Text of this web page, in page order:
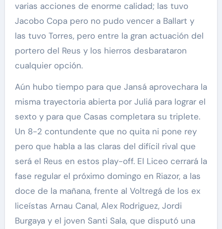
varias acciones de enorme calidad; las tuvo
Jacobo Copa pero no pudo vencer a Ballart y
las tuvo Torres, pero entre la gran actuación del
portero del Reus y los hierros desbarataron
cualquier opción.
Aún hubo tiempo para que Jansá aprovechara la
misma trayectoria abierta por Juliá para lograr el
sexto y para que Casas completara su triplete.
Un 8-2 contundente que no quita ni pone rey
pero que habla a las claras del difícil rival que
será el Reus en estos play-off. El Liceo cerrará la
fase regular el próximo domingo en Riazor, a las
doce de la mañana, frente al Voltregá de los ex
liceístas Arnau Canal, Alex Rodriguez, Jordi
Burgaya y el joven Santi Sala, que disputó una